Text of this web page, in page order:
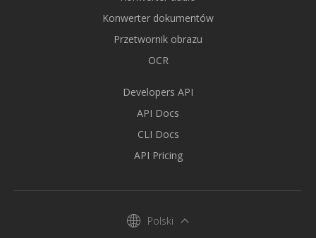
Konwerter dokumentów
Przetwornik obrazu
OCR
Developers API
API Docs
CLI Docs
API Pricing
Polski